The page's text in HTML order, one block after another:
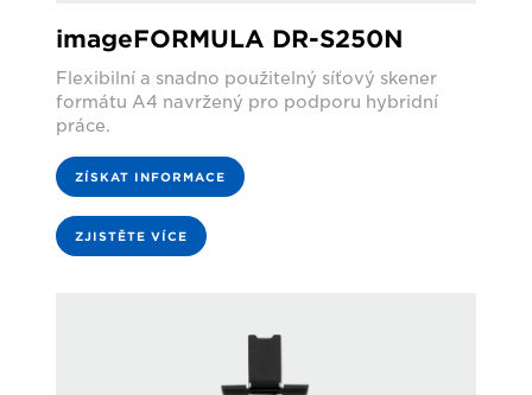
imageFORMULA DR-S250N
Flexibilní a snadno použitelný síťový skener
formátu A4 navržený pro podporu hybridní
práce.
ZÍSKAT INFORMACE
ZJISTĚTE VÍCE